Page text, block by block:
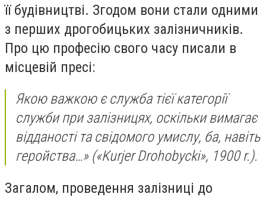
її будівництві. Згодом вони стали одними
з перших дрогобицьких залізничників.
Про цю професію свого часу писали в
місцевій пресі:
Якою важкою є служба тієї категорії
служби при залізницях, оскільки вимагає
відданості та свідомого умислу, ба, навіть
геройства…» («Kurjer Drohobycki», 1900 r.).
Загалом, проведення залізниці до